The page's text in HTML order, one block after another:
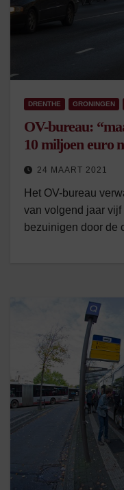
DRENTHE GRONINGEN
OV-bureau:
10 miljoen euro
24 MAART 2021
Het OV-bureau
van volgend jaar
bezuinigen door de